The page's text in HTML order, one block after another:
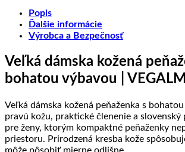
Popis
Ďalšie informácie
Výrobca a Bezpečnosť
Veľká dámska kožená
bohatou výbavou | VEGALM
Veľká dámska kožená peňaženka s
pravú kožu, praktické členenie a slovenský
pre ženy, ktorým kompaktné peňaženky
priestoru. Prirodzená kresba kože
môže pôsobiť mierne odlišne.